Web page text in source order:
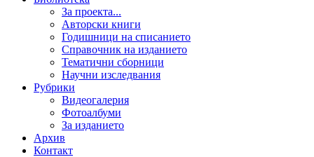
За проекта...
Авторски книги
Годишници на списанието
Справочник на изданието
Тематични сборници
Научни изследвания
Рубрики
Видеогалерия
Фотоалбуми
За изданието
Архив
Контакт